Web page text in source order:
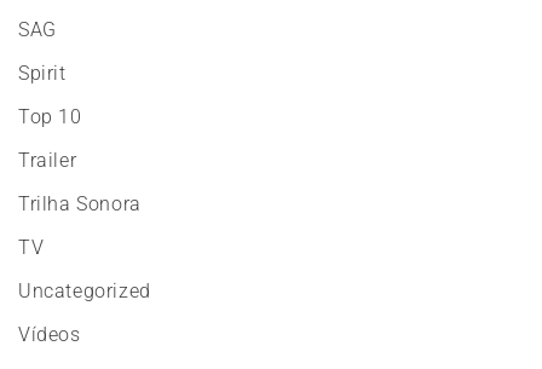
SAG
Spirit
Top 10
Trailer
Trilha Sonora
TV
Uncategorized
Vídeos